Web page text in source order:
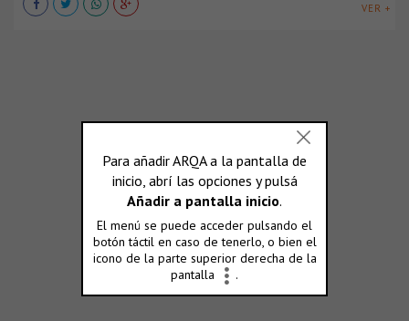
VER +